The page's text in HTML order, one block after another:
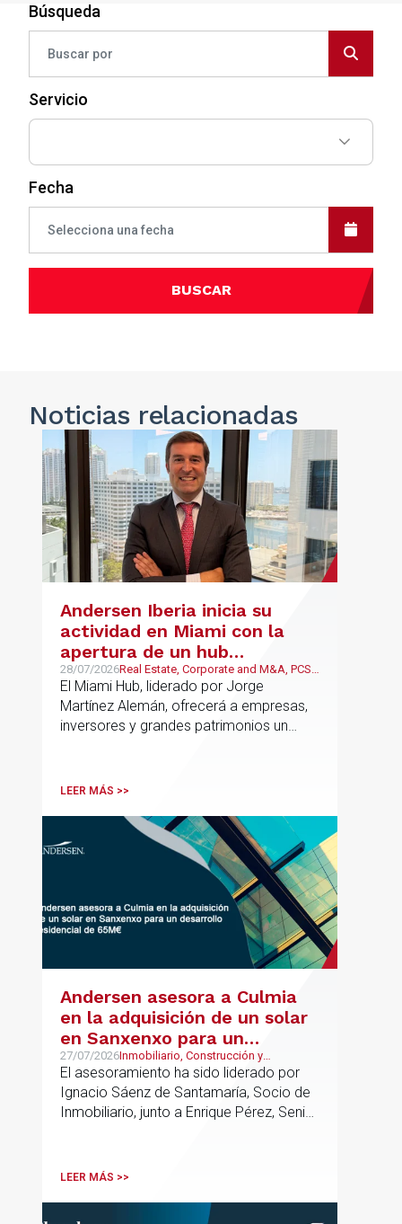
Búsqueda
Servicio
Fecha
BUSCAR
Noticiasrelacionadas
Andersen Iberia inicia su
actividad en Miami con la
apertura de un hub
estratégico para reforzar el
asesoramiento fiscal, legal y
patrimonial conectando
Europa y Latinoamérica
28/07/2026Real Estate, Corporate and M&A, PCS,
Wealth Management & Family
Business
El Miami Hub, liderado por Jorge
Martínez Alemán, ofrecerá a empresas,
inversores y grandes patrimonios un
Latinoamérica y otros mercados
LEER MÁS >>
Andersen asesora a Culmia
en la adquisición de un solar
en Sanxenxo para un
desarrollo residencial de
65M€
27/07/2026Inmobiliario, Construcción y
Urbanismo
El asesoramiento ha sido liderado por
Ignacio Sáenz de Santamaría, Socio de
Inmobiliario, junto a Enrique Pérez, Senior
Morales, Socio, Pablo López, Asociado
del departamento de Urbanismo. La
LEER MÁS >>